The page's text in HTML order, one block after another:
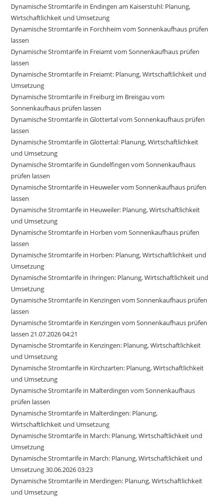
Dynamische Stromtarife in Endingen am Kaiserstuhl: Planung,
Wirtschaftlichkeit und Umsetzung
Dynamische Stromtarife in Forchheim vom Sonnenkaufhaus prüfen
lassen
Dynamische Stromtarife in Freiamt vom Sonnenkaufhaus prüfen
lassen
Dynamische Stromtarife in Freiamt: Planung, Wirtschaftlichkeit und
Umsetzung
Dynamische Stromtarife in Freiburg im Breisgau vom
Sonnenkaufhaus prüfen lassen
Dynamische Stromtarife in Glottertal vom Sonnenkaufhaus prüfen
lassen
Dynamische Stromtarife in Glottertal: Planung, Wirtschaftlichkeit
und Umsetzung
Dynamische Stromtarife in Gundelfingen vom Sonnenkaufhaus
prüfen lassen
Dynamische Stromtarife in Heuweiler vom Sonnenkaufhaus prüfen
lassen
Dynamische Stromtarife in Heuweiler: Planung, Wirtschaftlichkeit
und Umsetzung
Dynamische Stromtarife in Horben vom Sonnenkaufhaus prüfen
lassen
Dynamische Stromtarife in Horben: Planung, Wirtschaftlichkeit und
Umsetzung
Dynamische Stromtarife in Ihringen: Planung, Wirtschaftlichkeit und
Umsetzung
Dynamische Stromtarife in Kenzingen vom Sonnenkaufhaus prüfen
lassen
Dynamische Stromtarife in Kenzingen vom Sonnenkaufhaus prüfen
lassen 21.07.2026 04:21
Dynamische Stromtarife in Kenzingen: Planung, Wirtschaftlichkeit
und Umsetzung
Dynamische Stromtarife in Kirchzarten: Planung, Wirtschaftlichkeit
und Umsetzung
Dynamische Stromtarife in Malterdingen vom Sonnenkaufhaus
prüfen lassen
Dynamische Stromtarife in Malterdingen: Planung,
Wirtschaftlichkeit und Umsetzung
Dynamische Stromtarife in March: Planung, Wirtschaftlichkeit und
Umsetzung
Dynamische Stromtarife in March: Planung, Wirtschaftlichkeit und
Umsetzung 30.06.2026 03:23
Dynamische Stromtarife in Merdingen: Planung, Wirtschaftlichkeit
und Umsetzung